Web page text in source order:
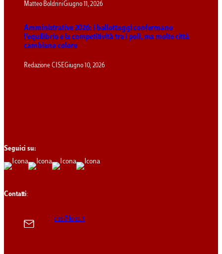
Matteo BoldriniGiugno 11, 2026
Amministrative 2026: i ballottaggi confermano
l’equilibrio e la competitività tra i poli, ma molte città
cambiano colore
Redazione CISEGiugno 10, 2026
Seguici su:
Contatti:
cise@luiss.it